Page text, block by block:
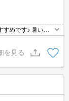
すめです♪ 暑い
ならオールシーズ
を見る